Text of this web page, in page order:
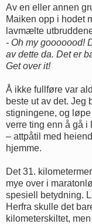
Av en eller annen
Maiken opp i hodet
lavmælte
- Oh my gooooood!
av dette da. Det er
Get over it!
Å ikke fullføre var
beste ut av det. Jeg
stigningene, og
verre ting enn å gå
– attpåtil med
hjemme.
Det 31.
mye over i
spesiell betydning.
Herfra skulle det
kilometerskiltet,